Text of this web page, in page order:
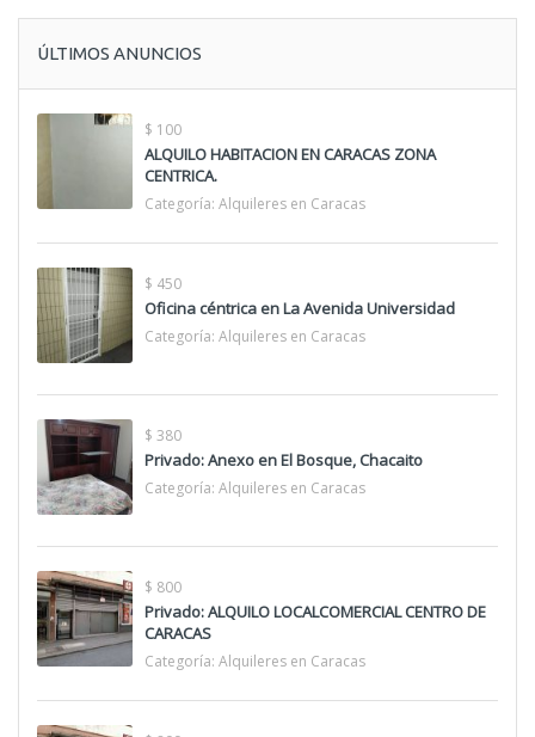
ÚLTIMOS ANUNCIOS
$ 100
ALQUILO HABITACION EN CARACAS ZONA
CENTRICA.
Categoría: Alquileres en Caracas
$ 450
Oficina céntrica en La Avenida Universidad
Categoría: Alquileres en Caracas
$ 380
Privado: Anexo en El Bosque, Chacaito
Categoría: Alquileres en Caracas
$ 800
Privado: ALQUILO LOCALCOMERCIAL CENTRO DE
CARACAS
Categoría: Alquileres en Caracas